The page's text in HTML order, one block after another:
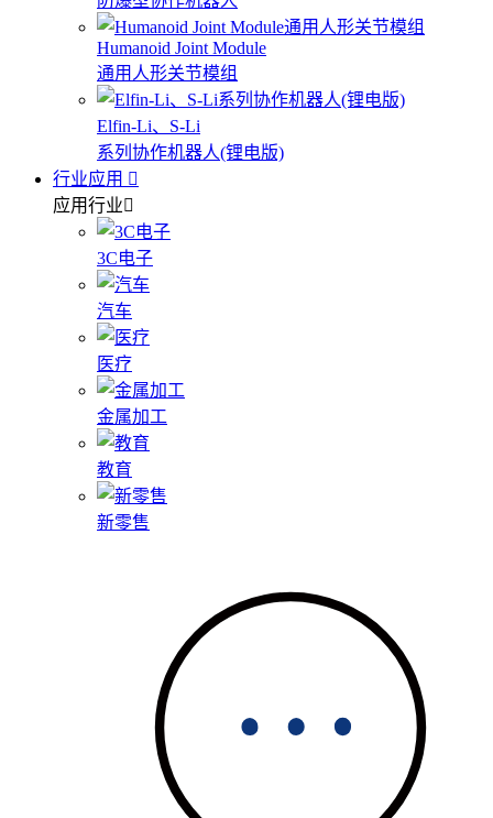
Humanoid Joint Module
通用人形关节模组
Elfin-Li、S-Li
系列协作机器人(锂电版)
行业应用
应用行业
3C电子
汽车
医疗
金属加工
教育
新零售